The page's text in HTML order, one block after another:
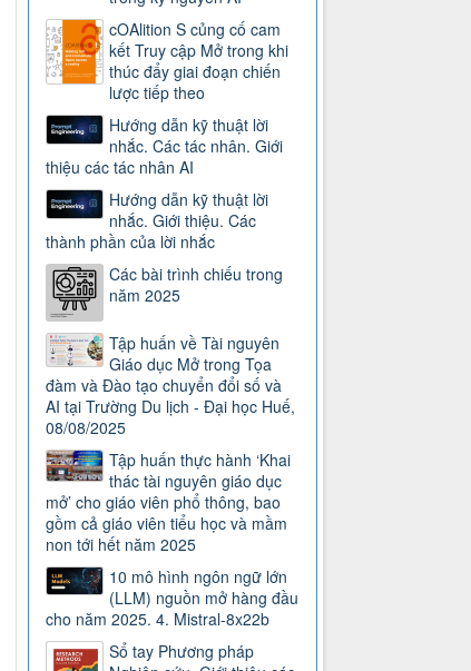
cOAlition S củng cố cam
kết Truy cập Mở trong khi
thúc đẩy giai đoạn chiến
lược tiếp theo
Hướng dẫn kỹ thuật lời
nhắc. Các tác nhân. Giới
thiệu các tác nhân AI
Hướng dẫn kỹ thuật lời
nhắc. Giới thiệu. Các
thành phần của lời nhắc
Các bài trình chiếu trong
năm 2025
Tập huấn về Tài nguyên
Giáo dục Mở trong Tọa
đàm và Đào tạo chuyển đổi số và
AI tại Trường Du lịch - Đại học Huế,
08/08/2025
Tập huấn thực hành ‘Khai
thác tài nguyên giáo dục
mở’ cho giáo viên phổ thông, bao
gồm cả giáo viên tiểu học và mầm
non tới hết năm 2025
10 mô hình ngôn ngữ lớn
(LLM) nguồn mở hàng đầu
cho năm 2025. 4. Mistral-8x22b
Sổ tay Phương pháp